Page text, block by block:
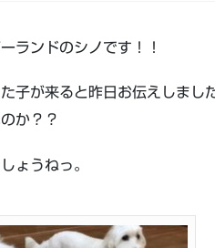
ランドのシノです！！
子が来ると昨日お伝えしまし
か？？
ょうねっ。